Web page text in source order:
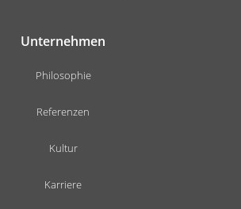
Unternehmen
Philosophie
Referenzen
Kultur
Karriere